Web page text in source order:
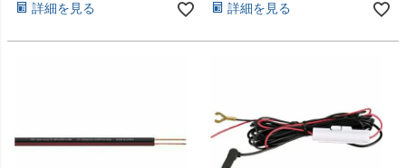
詳細を見る 詳細を見る